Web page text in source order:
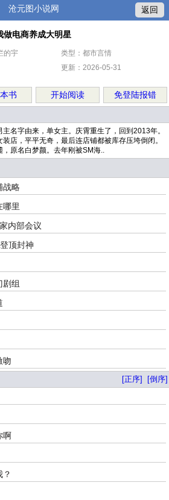
沧元图小说网 返回
做电商养成大明星
的宇
类型：都市言情
更新：2026-05-31
书 开始阅读 免登陆报错
名字由来，单女主。庆霄重生了，回到2013年。
店，平平无奇，最后连店铺都被库存压垮倒闭。
原名白梦颜。去年刚被SM海..
战略
哪里
内部会议
顶封神
剧组
吻
[正序] [倒序]
啊